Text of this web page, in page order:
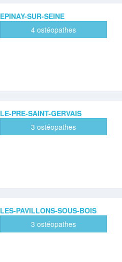
EPINAY-SUR-SEINE
4 ostéopathes
LE-PRE-SAINT-GERVAIS
3 ostéopathes
LES-PAVILLONS-SOUS-BOIS
3 ostéopathes